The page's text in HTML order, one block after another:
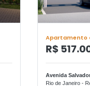
Apartamento
R$
Avenida
Rio de Janeiro -